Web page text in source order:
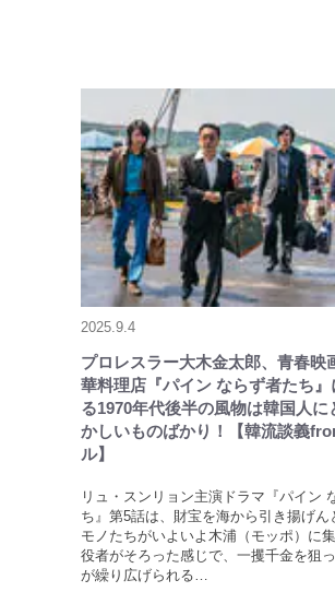
2025.9.4
プロレスラー大木金太郎、青春映
華料理店『パイン ならず者たち』
る1970年代後半の風物は韓国人に
かしいものばかり！【韓流談義
ル】
リュ・スンリョン主演ドラマ『パイン
ち』第5話は、財宝を海から引き揚げん
モノたちがいよいよ木浦（モッポ）に
役者がそろった感じで、一攫千金を狙
が繰り広げられる…